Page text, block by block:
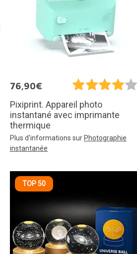
76,90€
Pixiprint. Appareil photo
instantané avec imprimante
thermique
Plus d'informations sur Photographie
instantanée
TOP 50